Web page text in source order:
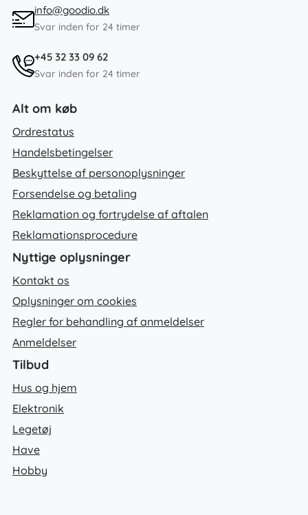
info@goodio.dk
Svar inden for 24 timer
+45 32 33 09 62
Svar inden for 24 timer
Alt om køb
Ordrestatus
Handelsbetingelser
Beskyttelse af personoplysninger
Forsendelse og betaling
Reklamation og fortrydelse af aftalen
Reklamationsprocedure
Nyttige oplysninger
Kontakt os
Oplysninger om cookies
Regler for behandling af anmeldelser
Anmeldelser
Tilbud
Hus og hjem
Elektronik
Legetøj
Have
Hobby